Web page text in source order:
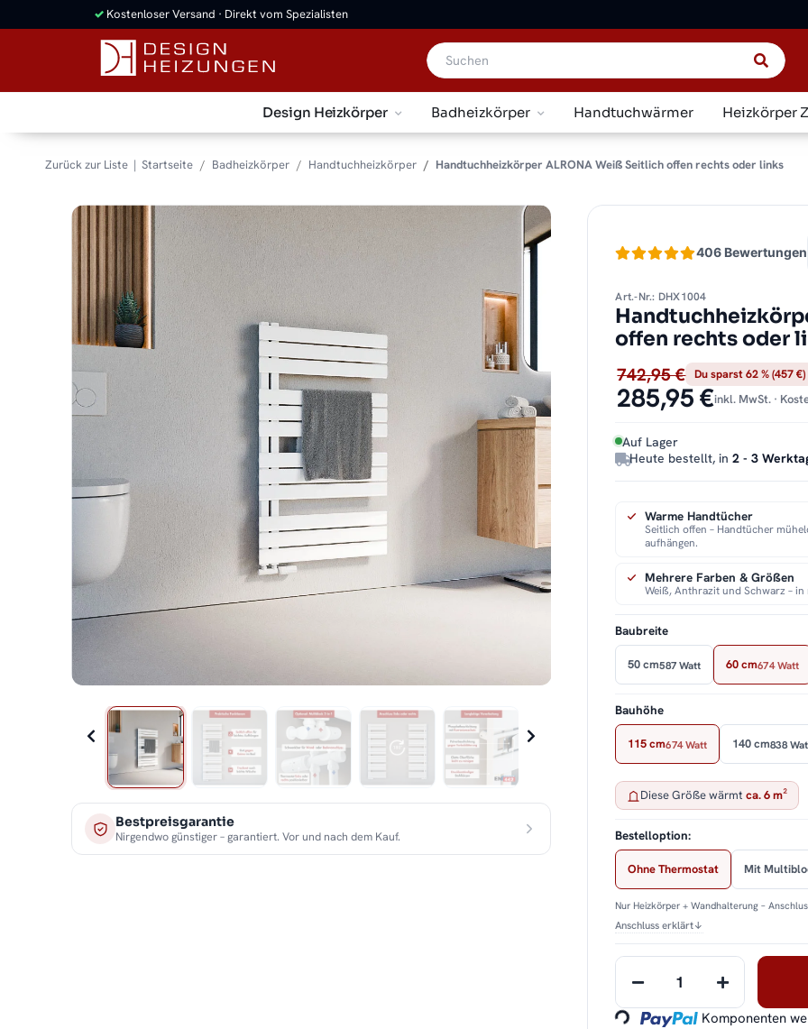
✓ Kostenloser Versand · Direkt vom Spezialisten
Design Heizkörper Badheizkörper Handtuchwärmer Heizkörper
Zurück zur Liste Startseite Badheizkörper Handtuchheizkörper Handtuchheizkörper ALRONA Weiß Seitlich offen rechts oder links
Bestpreisgarantie
Nirgendwo günstiger – garantiert. Vor und nach dem Kauf.
406 Bewertungen
Art.-Nr.: DHX1004
offen rechts oder
742,95 € Du sparst 62 % (457 €)
285,95 €inkl. MwSt. ·
Auf Lager
Heute bestellt, in2 - 3
Warme Handtücher
Seitlich offen – Handtücher
aufhängen.
Mehrere Farben & Größen
Weiß, Anthrazit und Schwarz –
Baubreite
50 cm587 Watt 60 cm674 Watt
Bauhöhe
115 cm674 Watt 140 cm838
Diese Größe wärmtca. 6 m²
Bestelloption:
Ohne Thermostat Mit
Nur Heizkörper + Wandhalterung –
Anschluss erklärt↓
Loading... Komponenten